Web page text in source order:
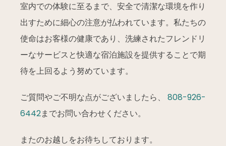
室内での体験に至るまで、安全で清潔な環境を作り
出すために細心の注意が払われています。私たちの
使命はお客様の健康であり、洗練されたフレンドリ
ーなサービスと快適な宿泊施設を提供することで期
待を上回るよう努めています。
ご質問やご不明な点がございましたら、 808-926-
6442までお問い合わせください。
またのお越しをお待ちしております。